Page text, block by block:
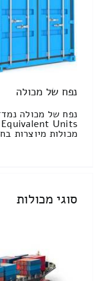
נפח של מכולה
Units
מכולות מיוצרות
סוגי מכולות